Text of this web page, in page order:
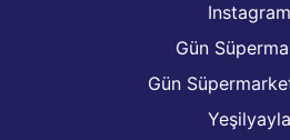
Instagram
Gün
Gün
Yeşilyayla